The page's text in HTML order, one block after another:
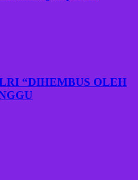
“DIHEMBUS OLEH